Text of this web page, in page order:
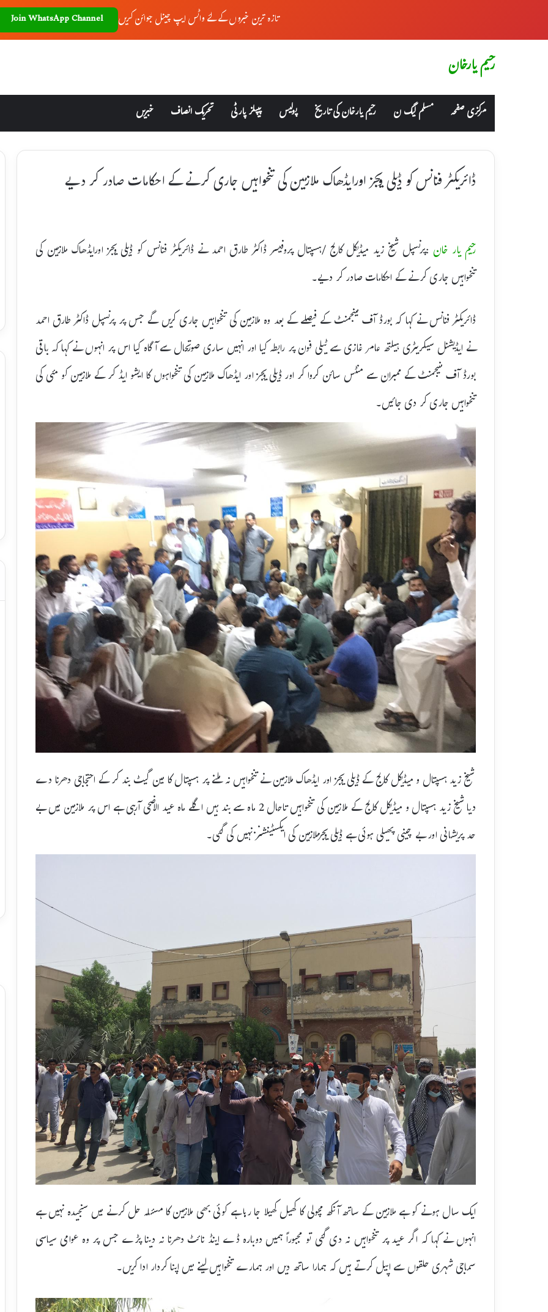
تازہ ترین خبروں کے لئے واٹس ایپ چینل جوائن کریں Join WhatsApp Channel
رحیم یارخان
مرکزی صفحہ مسلم لیگ ن رحیم یارخان کی تاریخ پولیس پیپلز پارٹی تحریک انصاف خبریں
ڈائریکٹر فنانس کو ڈیلی ویجز اورایڈھاک ملازمین کی تنخواہیں جاری کرنے کے احکامات صادر کر دیے
رحیم یار خان:پرنسپل شیخ زید میڈیکل کالج /ہسپتال پروفیسر ڈاکٹر طارق احمد نے ڈائریکٹر فنانس کو ڈیلی ویجز اورایڈھاک ملازمین کی
تنخواہیں جاری کرنے کے احکامات صادر کر دیے۔
ڈائریکٹر فنانس نے کہا کہ بورڈ آف مینجمنٹ کے فیصلے کے بعد وہ ملازمین کی تنخواہیں جاری کریں گے جس پر پرنسپل ڈاکٹر طارق احمد
نے ایڈیشنل سیکریٹری ہیلتھ عامر غازی سے ٹیلی فون پر رابطہ کیا اور انہیں ساری صورتحال سے آگاہ کیا اس پر انہوں نے کہا کہ باقی
بورڈ آف منیجمنٹ کے ممبران سے منٹس سائن کروا کر اور ڈیلی ویجز اور ایڈھاک ملازمین کی تنخواہوں کا ایشو ایڈ کر کے ملازمین کو مئی کی
تنخواہیں جاری کر دی جائیں۔
شیخ زید ہسپتال و میڈیکل کالج کے ڈیلی ویجز اور ایڈھاک ملازمین نے تنخواہیں نہ ملنے پر ہسپتال کا مین گیٹ بند کر کے احتجاجی دھرنا دے
دیا شیخ زید ہسپتال و میڈیکل کالج کے ملازمین کی تنخواہیں تاحال 2 ماہ سے بند ہیں اگلے ماہ عید الاضحی آرہی ہے اس پر ملازمین میں بے
حد پریشانی اور بے چینی پھیلی ہوئی ہے ڈیلی ویجزملازمین کی ایکسٹینشنز نہیں کی گئی۔
ایک سال ہونے کو ہے ملازمین کے ساتھ آنکھ مچولی کا کھیل کھیلا جا رہا ہے کوئی بھی ملازمین کا مسئلہ حل کرنے میں سنجیدہ نہیں ہے
انہوں نے کہا کہ اگر عید پر تنخواہیں نہ دی گئی تو مجبوراً ہمیں دوبارہ ڈے اینڈ نائٹ دھرنا نہ دینا پڑے جس پر وہ عوامی سیاسی
سماجی شہری حلقوں سے اپیل کرتے ہیں کہ ہمارا ساتھ دیں اور ہمارے تنخواہیں لینے میں اپنا کردار ادا کریں۔